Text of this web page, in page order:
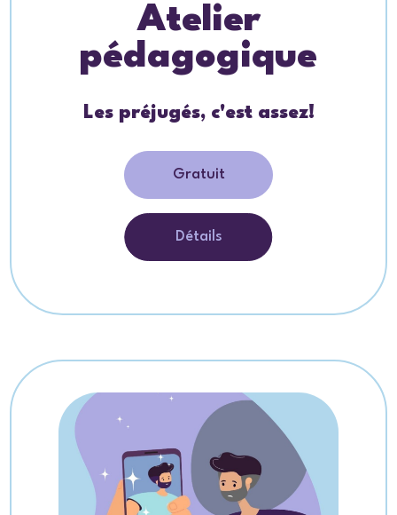
Atelier
pédagogique
Les préjugés, c'est assez!
Gratuit
Détails